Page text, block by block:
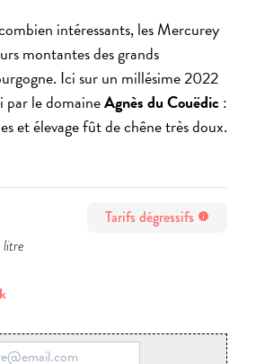
intéressants, les Mercurey
montantes des grands
Ici sur un millésime 2022
par le domaineAgnès du Couëdic:
et élevage fût de chêne très doux.
Tarifs dégressifs info